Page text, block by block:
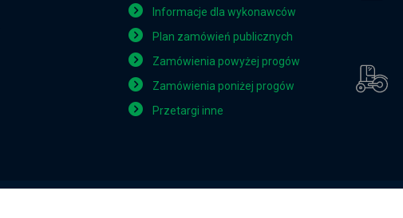
Informacje dla wykonawców
Plan zamówień publicznych
Zamówienia powyżej progów
Zamówienia poniżej progów
Przetargi inne